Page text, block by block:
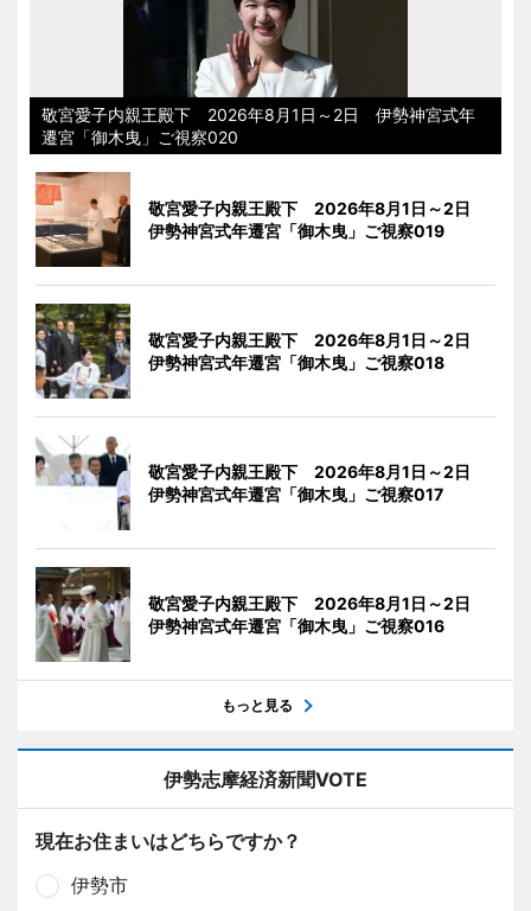
敬宮愛子内親王殿下 2026年8月1日～2日 伊勢神宮式年
遷宮「御木曳」ご視察020
敬宮愛子内親王殿下 2026年8月1日～2日
伊勢神宮式年遷宮「御木曳」ご視察019
敬宮愛子内親王殿下 2026年8月1日～2日
伊勢神宮式年遷宮「御木曳」ご視察018
敬宮愛子内親王殿下 2026年8月1日～2日
伊勢神宮式年遷宮「御木曳」ご視察017
敬宮愛子内親王殿下 2026年8月1日～2日
伊勢神宮式年遷宮「御木曳」ご視察016
もっと見る
伊勢志摩経済新聞VOTE
現在お住まいはどちらですか？
伊勢市